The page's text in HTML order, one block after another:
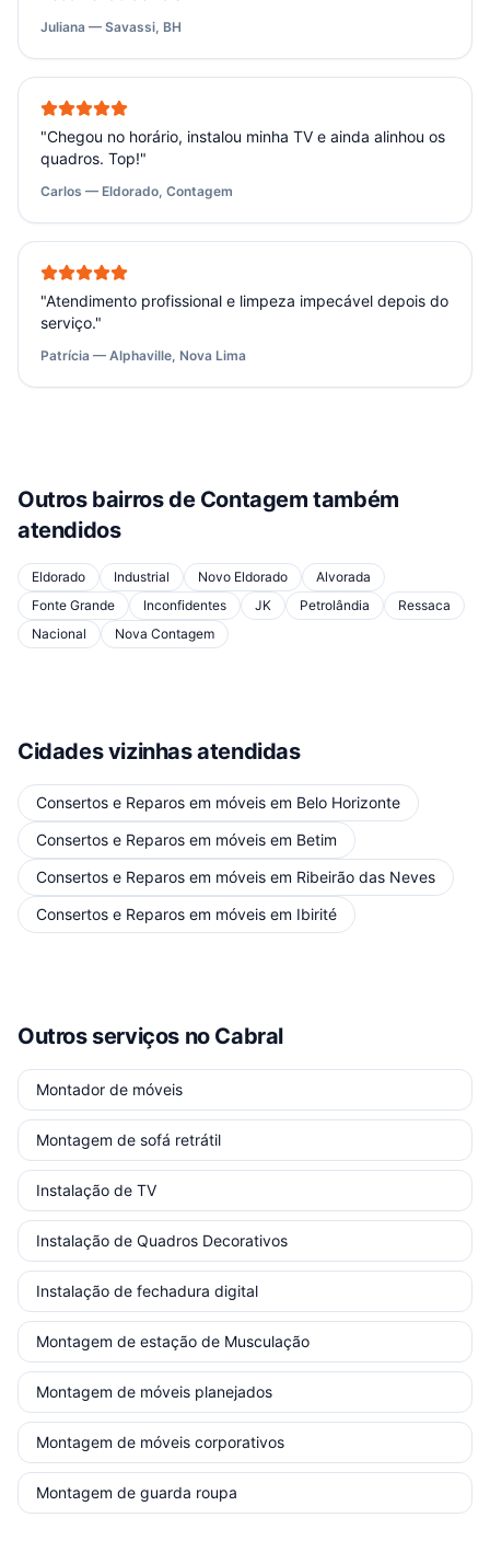
Juliana — Savassi, BH
"Chegou no horário, instalou minha TV e ainda alinhou os
quadros. Top!"
Carlos — Eldorado, Contagem
"Atendimento profissional e limpeza impecável depois do
serviço."
Patrícia — Alphaville, Nova Lima
Outros bairros de Contagem também
atendidos
Eldorado Industrial Novo Eldorado
Alvorada
Fonte Grande
Inconfidentes JK Petrolândia
Ressaca
Nacional
Nova Contagem
Cidades vizinhas atendidas
Consertos e Reparos em móveis em Belo Horizonte
Consertos e Reparos em móveis em Betim
Consertos e Reparos em móveis em Ribeirão das Neves
Consertos e Reparos em móveis em Ibirité
Outros serviços no Cabral
Montador de móveis
Montagem de sofá retrátil
Instalação de TV
Instalação de Quadros Decorativos
Instalação de fechadura digital
Montagem de estação de Musculação
Montagem de móveis planejados
Montagem de móveis corporativos
Montagem de guarda roupa